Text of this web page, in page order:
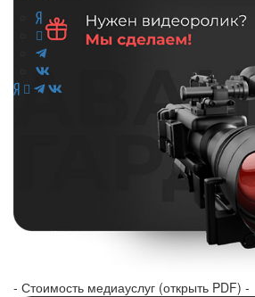
- Стоимость медиауслуг (открыть PDF) -